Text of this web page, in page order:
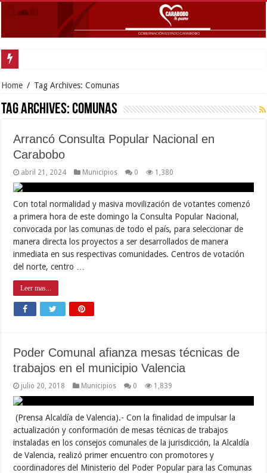
Home / Tag Archives: Comunas
Tag Archives:Comunas
Arrancó Consulta Popular Nacional en
Carabobo
abril 21, 2024 Municipios 0 1,380
Con total normalidad y masiva movilización de votantes comenzó
a primera hora de este domingo la Consulta Popular Nacional,
convocada por las comunas de todo el país, para seleccionar de
manera directa los proyectos a ser desarrollados de manera
inmediata en sus respectivas comunidades. Centros de votación
del norte, centro …
Leer mas...
Poder Comunal afianza mesas técnicas de
trabajos en el municipio Valencia
julio 20, 2018 Municipios 0 1,839
(Prensa Alcaldía de Valencia).- Con la finalidad de impulsar la
actualización y conformación de mesas técnicas de trabajos
instaladas en los consejos comunales de la jurisdicción, la Alcaldía
de Valencia, realizó primer encuentro con promotores y
coordinadores del Ministerio del Poder Popular para las Comunas